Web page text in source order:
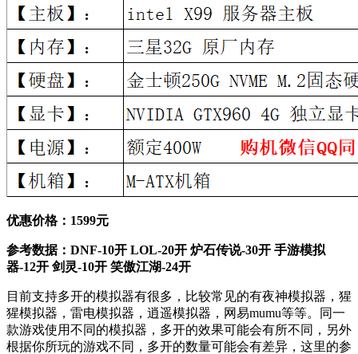
优惠价格：1599元
参考数据：DNF-10开 LOL-20开 炉石传说-30开 手游模拟
器-12开 剑灵-10开 笑傲江湖-24开
目前支持多开的模拟器有很多，比较常见的有夜神模拟器，猩
猩模拟器，雷电模拟器，逍遥模拟器，网易mumu等等。同一
款游戏使用不同的模拟器，多开的效果可能会有所不同，另外
根据你所玩的游戏不同，多开的数量可能会有差异，这里的参